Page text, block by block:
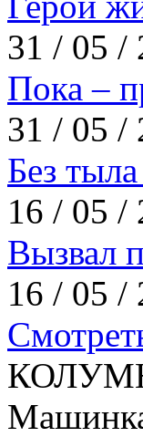
31 / 05 /
Пока –
31 / 05 /
Без
16 / 05 /
Вызвал
16 / 05 /